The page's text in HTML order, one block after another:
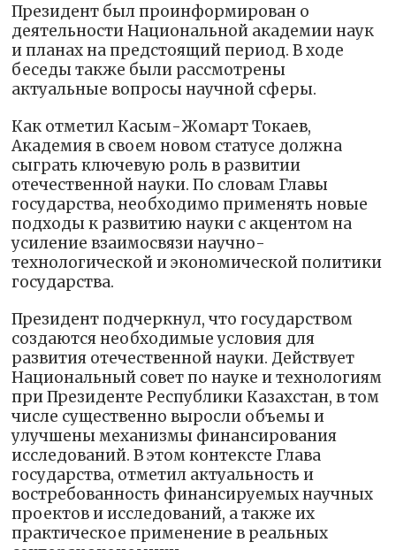
Президент был проинформирован о
деятельности Национальной академии наук
и планах на предстоящий период. В ходе
беседы также были рассмотрены
актуальные вопросы научной сферы.
Как отметил Касым-Жомарт Токаев,
Академия в своем новом статусе должна
сыграть ключевую роль в развитии
отечественной науки. По словам Главы
государства, необходимо применять новые
подходы к развитию науки с акцентом на
усиление взаимосвязи научно-
технологической и экономической политики
государства.
Президент подчеркнул, что государством
создаются необходимые условия для
развития отечественной науки. Действует
Национальный совет по науке и технологиям
при Президенте Республики Казахстан, в том
числе существенно выросли объемы и
улучшены механизмы финансирования
исследований. В этом контексте Глава
государства, отметил актуальность и
востребованность финансируемых научных
проектов и исследований, а также их
практическое применение в реальных